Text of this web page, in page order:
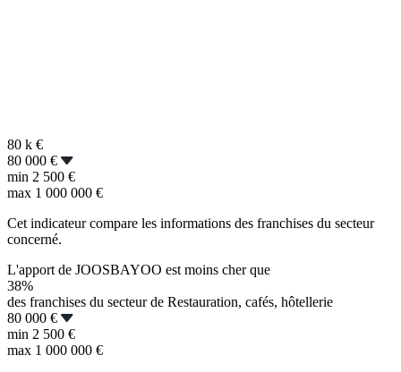
80 k €
80 000 €
min 2 500 €
max 1 000 000 €
Cet indicateur compare les informations des franchises du secteur
concerné.
L'apport de JOOSBAYOO est moins cher que
38%
des franchises du secteur de Restauration, cafés, hôtellerie
80 000 €
min 2 500 €
max 1 000 000 €